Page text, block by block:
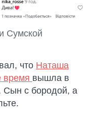
Сумской
что Наташа
время вышла в
Сын с бородой, а